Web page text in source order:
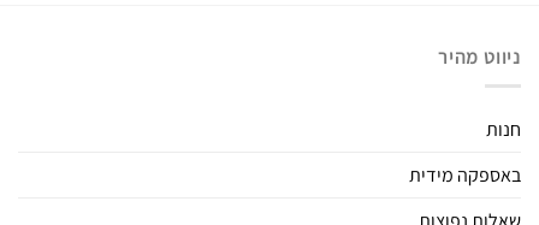
ניווט מהיר
חנות
באספקה מידית